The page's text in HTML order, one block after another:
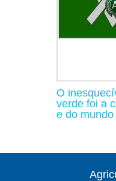
O
verde foi a
e do mundo